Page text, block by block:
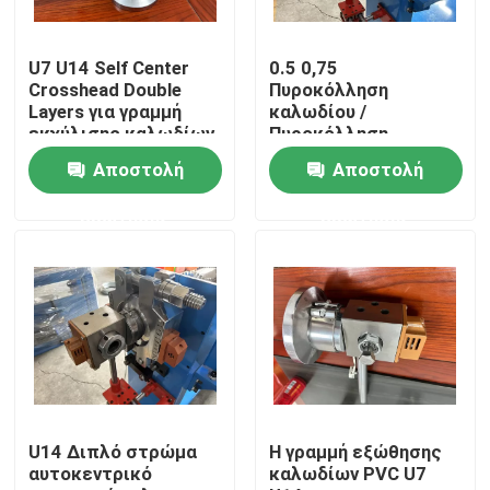
Σχετικά με εμάς
Επισκεψή εργοστασίου
Επικοινωνήστε μαζί μας
Ζητήστε μια προσφορά
Μηχανή εκτόξευσης καλωδίων
Μηχανή εκτόξευσης συρμάτων
U7 U14 Self Center
Crosshead Double
Layers για γραμμή
εκχύλισης καλωδίων
PVC 50mm 70mm
80mm Αποστολή
0.5 0,75
Πυροκόλληση
καλωδίου /
Πυροκόλληση
εκτόξευσης 50 mm
Αποστολή
U14 Διπλό στρώμα
αυτοκεντρικό
Η γραμμή εξώθησης
καλωδίων PVC U7